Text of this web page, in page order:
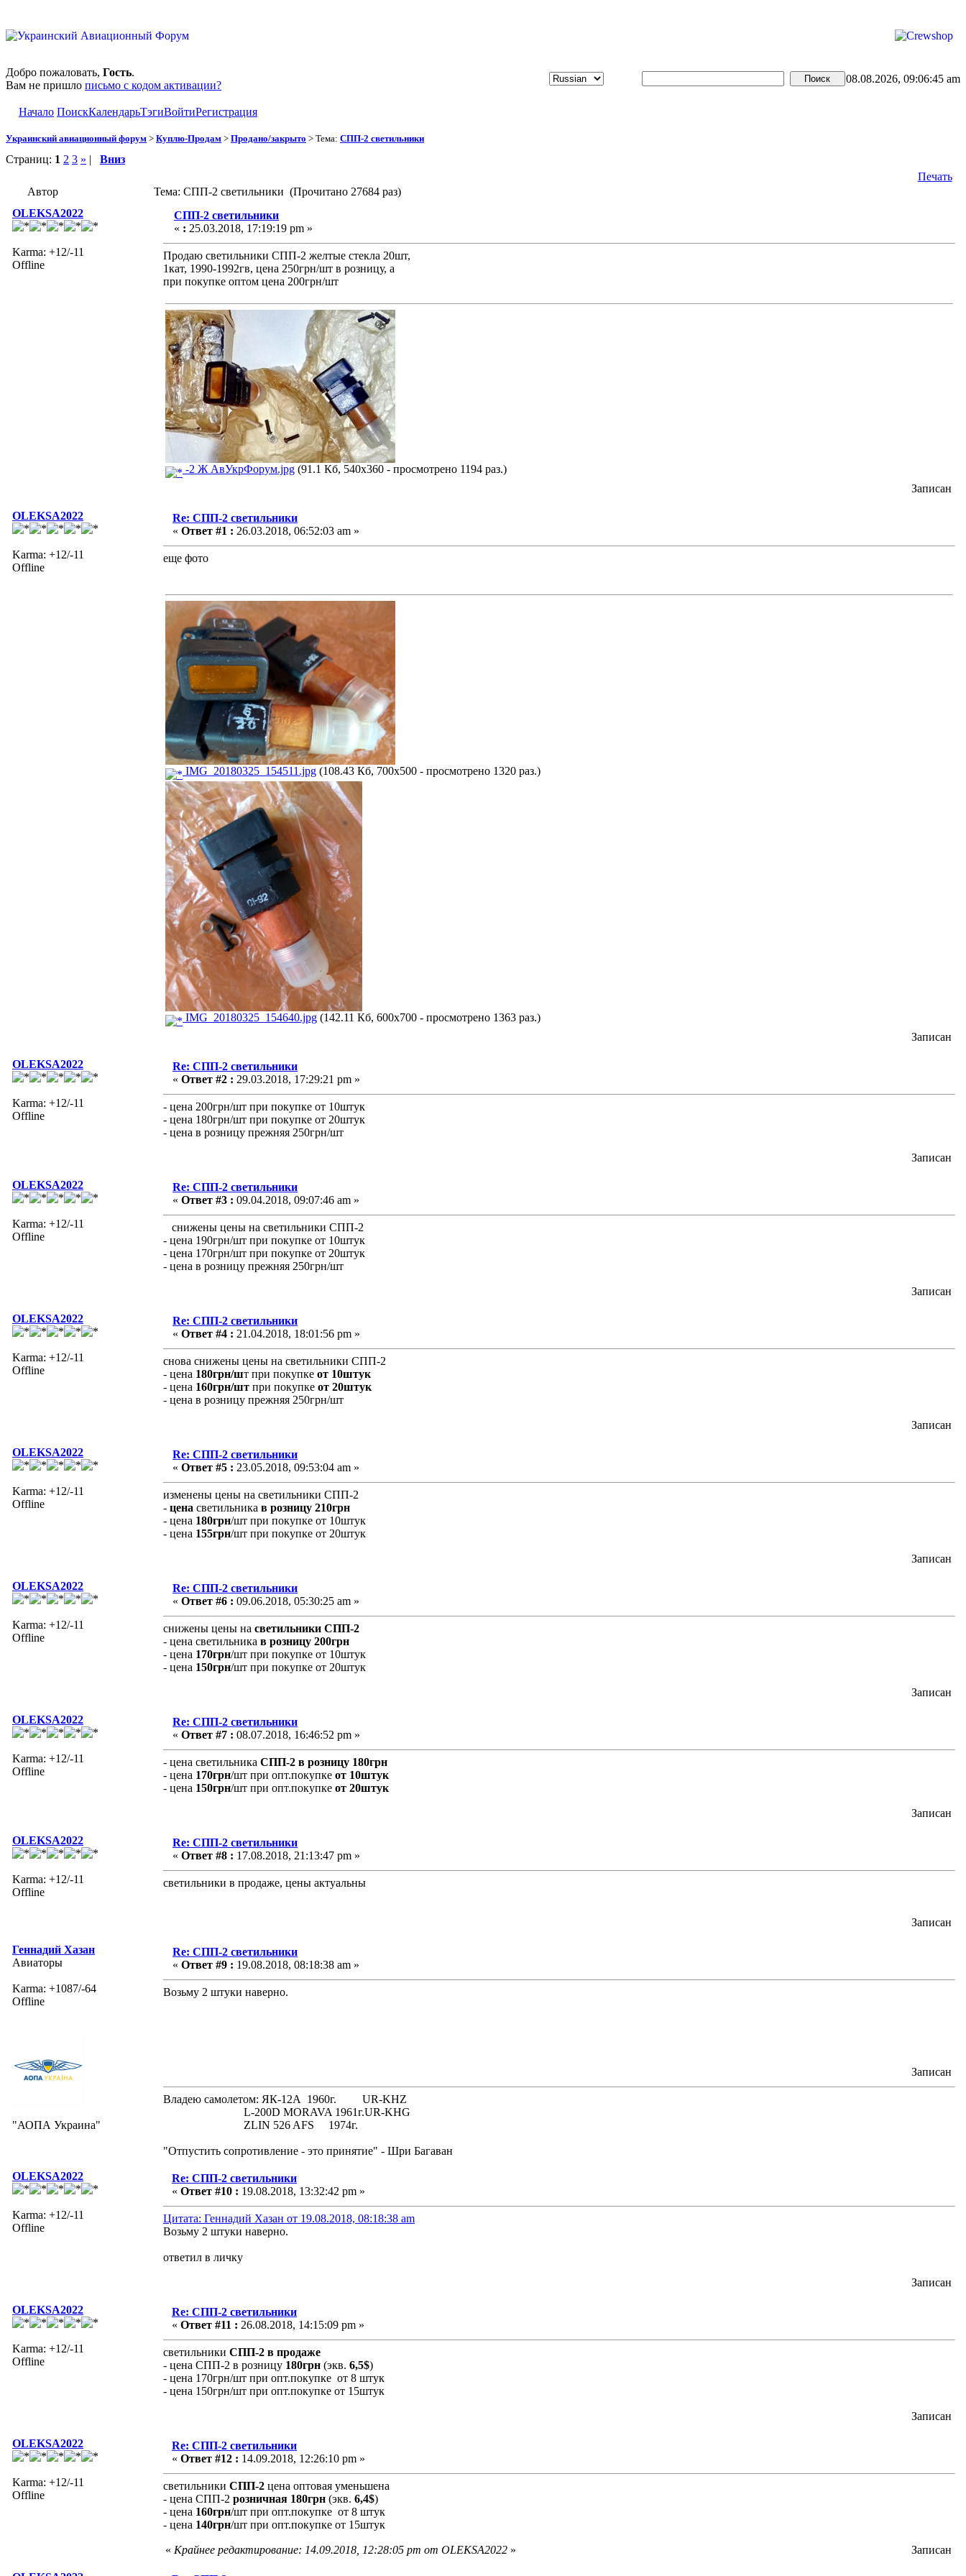
Добро пожаловать, Гость.
Вам не пришло письмо с кодом активации?
08.08.2026, 09:06:45 am
Начало ПоискКалендарьТэгиВойтиРегистрация
Украинский авиационный форум > Куплю-Продам > Продано/закрыто > Тема: СПП-2 светильники
Страниц: 1 2 3 » | Вниз
Печать
Автор
Тема: СПП-2 светильники (Прочитано 27684 раз)
OLEKSA2022
Karma: +12/-11
Offline
СПП-2 светильники
« : 25.03.2018, 17:19:19 pm »
Продаю светильники СПП-2 желтые стекла 20шт,
1кат, 1990-1992гв, цена 250грн/шт в розницу, а
при покупке оптом цена 200грн/шт
-2 Ж АвУкрФорум.jpg (91.1 Кб, 540x360 - просмотрено 1194 раз.)
Записан
OLEKSA2022
Karma: +12/-11
Offline
Re: СПП-2 светильники
« Ответ #1 : 26.03.2018, 06:52:03 am »
еще фото
IMG_20180325_154511.jpg (108.43 Кб, 700x500 - просмотрено 1320 раз.)
IMG_20180325_154640.jpg (142.11 Кб, 600x700 - просмотрено 1363 раз.)
Записан
OLEKSA2022
Karma: +12/-11
Offline
Re: СПП-2 светильники
« Ответ #2 : 29.03.2018, 17:29:21 pm »
- цена 200грн/шт при покупке от 10штук
- цена 180грн/шт при покупке от 20штук
- цена в розницу прежняя 250грн/шт
Записан
OLEKSA2022
Karma: +12/-11
Offline
Re: СПП-2 светильники
« Ответ #3 : 09.04.2018, 09:07:46 am »
снижены цены на светильники СПП-2
- цена 190грн/шт при покупке от 10штук
- цена 170грн/шт при покупке от 20штук
- цена в розницу прежняя 250грн/шт
Записан
OLEKSA2022
Karma: +12/-11
Offline
Re: СПП-2 светильники
« Ответ #4 : 21.04.2018, 18:01:56 pm »
снова снижены цены на светильники СПП-2
- цена 180грн/шт при покупке от 10штук
- цена 160грн/шт при покупке от 20штук
- цена в розницу прежняя 250грн/шт
Записан
OLEKSA2022
Karma: +12/-11
Offline
Re: СПП-2 светильники
« Ответ #5 : 23.05.2018, 09:53:04 am »
изменены цены на светильники СПП-2
- цена светильника в розницу 210грн
- цена 180грн/шт при покупке от 10штук
- цена 155грн/шт при покупке от 20штук
Записан
OLEKSA2022
Karma: +12/-11
Offline
Re: СПП-2 светильники
« Ответ #6 : 09.06.2018, 05:30:25 am »
снижены цены на светильники СПП-2
- цена светильника в розницу 200грн
- цена 170грн/шт при покупке от 10штук
- цена 150грн/шт при покупке от 20штук
Записан
OLEKSA2022
Karma: +12/-11
Offline
Re: СПП-2 светильники
« Ответ #7 : 08.07.2018, 16:46:52 pm »
- цена светильника СПП-2 в розницу 180грн
- цена 170грн/шт при опт.покупке от 10штук
- цена 150грн/шт при опт.покупке от 20штук
Записан
OLEKSA2022
Karma: +12/-11
Offline
Re: СПП-2 светильники
« Ответ #8 : 17.08.2018, 21:13:47 pm »
светильники в продаже, цены актуальны
Записан
Геннадий Хазан
Авиаторы
Karma: +1087/-64
Offline
"АОПА Украина"
Re: СПП-2 светильники
« Ответ #9 : 19.08.2018, 08:18:38 am »
Возьму 2 штуки наверно.
Записан
Владею самолетом: ЯК-12А 1960г. UR-KHZ
L-200D MORAVA 1961г.UR-KHG
ZLIN 526 AFS 1974г.
"Отпустить сопротивление - это принятие" - Шри Багаван
OLEKSA2022
Karma: +12/-11
Offline
Re: СПП-2 светильники
« Ответ #10 : 19.08.2018, 13:32:42 pm »
Цитата: Геннадий Хазан от 19.08.2018, 08:18:38 am
Возьму 2 штуки наверно.
ответил в личку
Записан
OLEKSA2022
Karma: +12/-11
Offline
Re: СПП-2 светильники
« Ответ #11 : 26.08.2018, 14:15:09 pm »
светильники СПП-2 в продаже
- цена СПП-2 в розницу 180грн (экв. 6,5$)
- цена 170грн/шт при опт.покупке от 8 штук
- цена 150грн/шт при опт.покупке от 15штук
Записан
OLEKSA2022
Karma: +12/-11
Offline
Re: СПП-2 светильники
« Ответ #12 : 14.09.2018, 12:26:10 pm »
светильники СПП-2 цена оптовая уменьшена
- цена СПП-2 розничная 180грн (экв. 6,4$)
- цена 160грн/шт при опт.покупке от 8 штук
- цена 140грн/шт при опт.покупке от 15штук
« Крайнее редактирование: 14.09.2018, 12:28:05 pm от OLEKSA2022 » Записан